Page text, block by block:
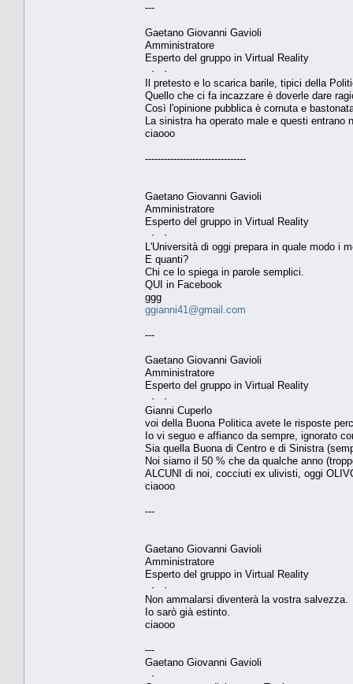
---
Gaetano Giovanni Gavioli
Amministratore
Esperto del gruppo in Virtual Reality
· ·
Il pretesto e lo scarica barile, tipici della
Quello che ci fa incazzare è doverle dare
Così l'opinione pubblica è cornuta e
La sinistra ha operato male e questi entrano
ciaooo
--------------------------------
Gaetano Giovanni Gavioli
Amministratore
Esperto del gruppo in Virtual Reality
· ·
L'Università di oggi prepara in quale modo i
E quanti?
Chi ce lo spiega in parole semplici.
QUI in Facebook
ggg
ggianni41@gmail.com
---
Gaetano Giovanni Gavioli
Amministratore
Esperto del gruppo in Virtual Reality
· ·
Gianni Cuperlo
voi della Buona Politica avete le risposte
Io vi seguo e affianco da sempre, ignorato
Sia quella Buona di Centro e di Sinistra
Noi siamo il 50 % che da qualche anno
ALCUNI di noi, cocciuti ex ulivisti, oggi
ciaooo
---
Gaetano Giovanni Gavioli
Amministratore
Esperto del gruppo in Virtual Reality
· ·
Non ammalarsi diventerà la vostra salvezza.
Io sarò già estinto.
ciaooo
---
Gaetano Giovanni Gavioli
·